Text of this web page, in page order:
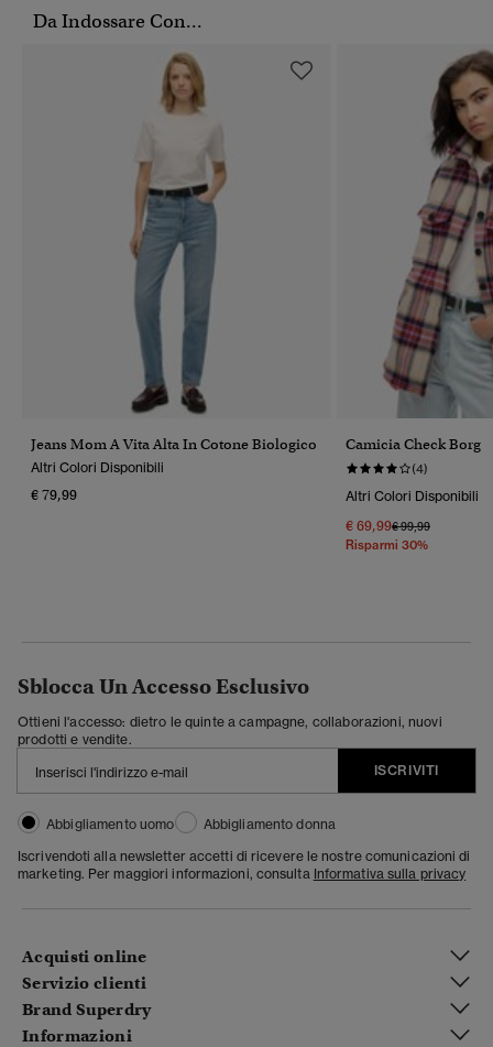
Da Indossare Con...
Jeans Mom A Vita Alta In Cotone Biologico
Altri Colori Disponibili
€ 79,99
Camicia Check Borg
(4)
Altri Colori Disponibili
€ 69,99Prezzo Ridotto Da
€ 99,99A
Risparmi 30%
Sblocca Un Accesso Esclusivo
Ottieni l'accesso: dietro le quinte a campagne, collaborazioni, nuovi
prodotti e vendite.
ISCRIVITI
Abbigliamento uomo
Abbigliamento donna
Iscrivendoti alla newsletter accetti di ricevere le nostre comunicazioni di
marketing. Per maggiori informazioni, consulta Informativa sulla privacy
Acquisti online
Servizio clienti
Brand Superdry
Informazioni